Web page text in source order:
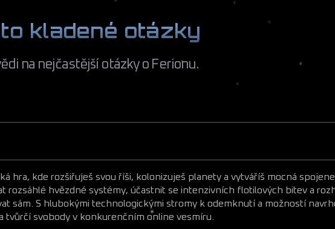
kladené otázky
na nejčastější otázky o Ferionu.
hra, kde rozšiřuješ svou říši, kolonizuješ planety a vytváříš mocná
rozsáhlé hvězdné systémy, účastnit se intenzivních flotilových bitev a
sám. S hlubokými technologickými stromy k odemknutí a možností
tvůrčí svobody v konkurenčním online vesmíru.